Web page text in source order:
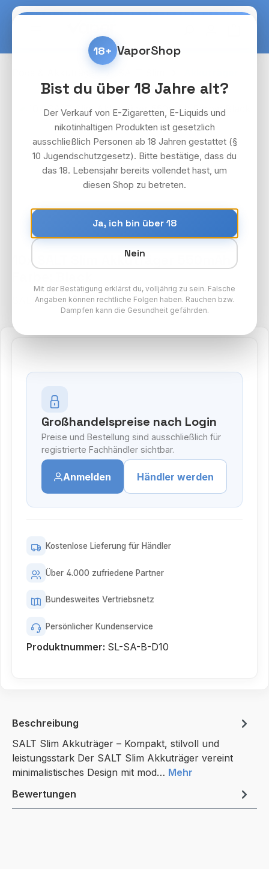
Zum Hauptinhalt springen
Bildergalerie überspringen
10x SALT Slim Akkuträger 550mAh
SALT Slim Akku Paket
Großhandelspreise nach Login
Preise und Bestellung sind ausschließlich für
registrierte Fachhändler sichtbar.
Anmelden Händler werden
Kostenlose Lieferung für Händler
Über 4.000 zufriedene Partner
Bundesweites Vertriebsnetz
Persönlicher Kundenservice
Produktnummer: SL-SA-B-D10
Beschreibung
SALT Slim Akkuträger – Kompakt, stilvoll und
leistungsstark Der SALT Slim Akkuträger vereint
minimalistisches Design mit mod… Mehr
Bewertungen
18+ VaporShop
Bist du über 18 Jahre alt?
Der Verkauf von E-Zigaretten, E-Liquids und
nikotinhaltigen Produkten ist gesetzlich
ausschließlich Personen ab 18 Jahren gestattet (§
10 Jugendschutzgesetz). Bitte bestätige, dass du
das 18. Lebensjahr bereits vollendet hast, um
diesen Shop zu betreten.
Ja, ich bin über 18
Nein
Mit der Bestätigung erklärst du, volljährig zu sein. Falsche
Angaben können rechtliche Folgen haben. Rauchen bzw.
Dampfen kann die Gesundheit gefährden.